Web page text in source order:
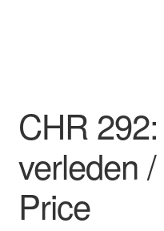
CHR
verleden
Price